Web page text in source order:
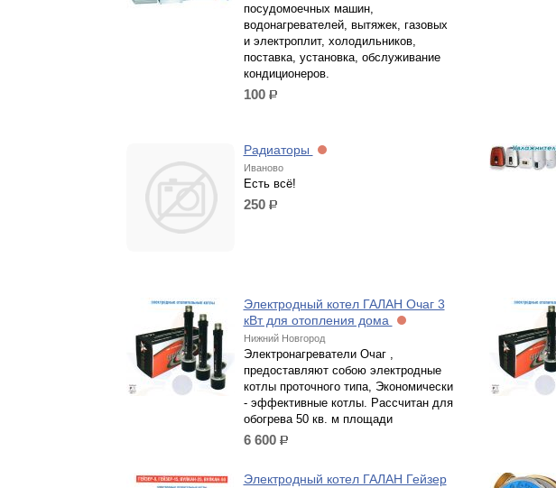
посудомоечных машин,
водонагревателей, вытяжек, газовых
и электроплит, холодильников,
поставка, установка, обслуживание
кондиционеров.
100 р.
Радиаторы
Иваново
Есть всё!
250 р.
Электродный котел ГАЛАН Очаг 3
кВт для отопления дома
Нижний Новгород
Электронагреватели Очаг ,
предоставляют собою электродные
котлы проточного типа, Экономически
- эффективные котлы. Рассчитан для
обогрева 50 кв. м площади
6 600 р.
Электродный котел ГАЛАН Гейзер